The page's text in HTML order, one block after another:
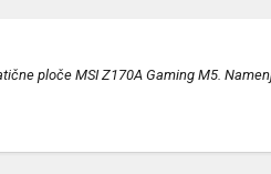
ploče MSI Z170A Gaming M5.